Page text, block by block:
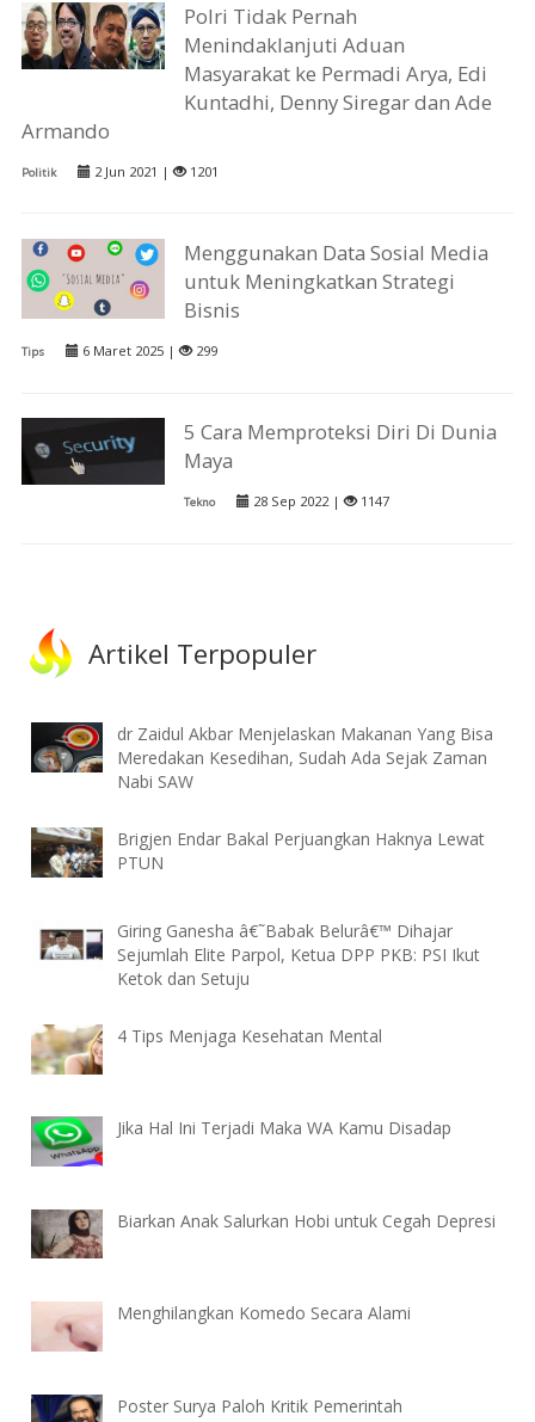
Polri Tidak Pernah
Menindaklanjuti Aduan
Masyarakat ke Permadi Arya, Edi
Kuntadhi, Denny Siregar dan Ade
Armando
Politik 2 Jun 2021 | 1201
Menggunakan Data Sosial Media
untuk Meningkatkan Strategi
Bisnis
Tips 6 Maret 2025 | 299
5 Cara Memproteksi Diri Di Dunia
Maya
Tekno 28 Sep 2022 | 1147
Artikel Terpopuler
dr Zaidul Akbar Menjelaskan Makanan Yang Bisa
Meredakan Kesedihan, Sudah Ada Sejak Zaman
Nabi SAW
Brigjen Endar Bakal Perjuangkan Haknya Lewat
PTUN
Giring Ganesha â€˜Babak Belurâ€™ Dihajar
Sejumlah Elite Parpol, Ketua DPP PKB: PSI Ikut
Ketok dan Setuju
4 Tips Menjaga Kesehatan Mental
Jika Hal Ini Terjadi Maka WA Kamu Disadap
Biarkan Anak Salurkan Hobi untuk Cegah Depresi
Menghilangkan Komedo Secara Alami
Poster Surya Paloh Kritik Pemerintah